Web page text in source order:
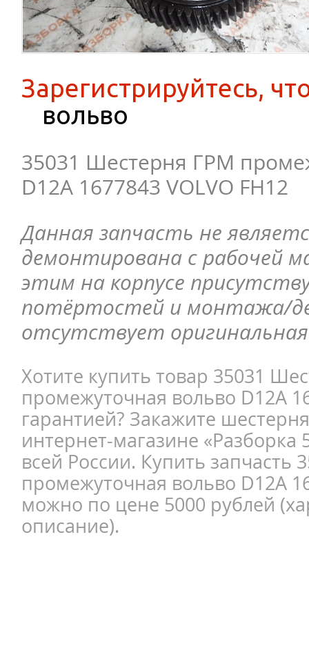
Зарегистрируйтесь,
вольво
35031 Шестерня ГРМ
D12A 1677843 VOLVO FH12
Данная запчасть не
демонтирована с рабочей
этим на корпусе
потёртостей и монтажа/
отсутствует оригинальная
Хотите купить товар 35031
промежуточная вольво D12A
гарантией? Закажите
интернет-магазине «Разборка
всей России. Купить
промежуточная вольво D12A
можно по цене 5000 рублей
описание).